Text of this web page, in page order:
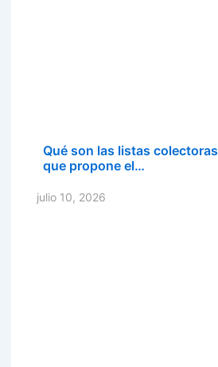
Qué son las listas colectoras
que propone el…
julio 10, 2026